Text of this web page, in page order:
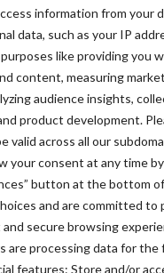
information from your
data, such as your IP
like providing you
content, measuring
audience insights,
product development.
valid across all our
your consent at any time
button at the bottom
and are committed to
secure browsing
are processing data for the
features: Store and/or
zicht op andere
ontwerp van de nieuwe
van direct en
in
eens te meer zijn
die ook de favoriet van de
verlengde dagcabine
een lage cabinepositie. Dat
De comfortabele